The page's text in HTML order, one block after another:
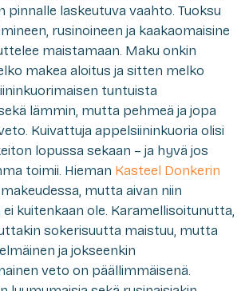
pinnalle laskeutuva vaahto. Tuoksu
rusinoineen ja kaakaomaisine
maistamaan. Maku onkin
makea aloitus ja sitten melko
tuntuista
lämmin, mutta pehmeä ja jopa
Kuivattuja appelsiininkuoria olisi
lopussa sekaan – ja hyvä jos
toimii. Hieman Kasteel Donkerin
mutta aivan niin
kuitenkaan ole. Karamellisoitunutta,
sokerisuutta maistuu, mutta
ja jokseenkin
veto on päällimmäisenä.